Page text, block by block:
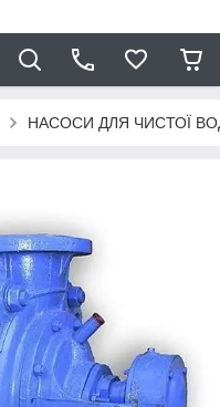
НАСОСИ ДЛЯ ЧИСТОЇ